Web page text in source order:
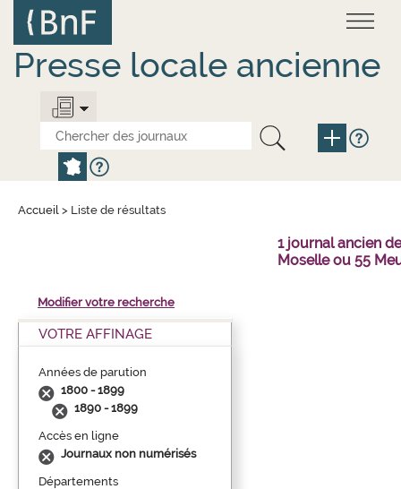
contenu
principal
Presse locale ancienne
Accueil > Liste de résultats
1 journal ancien
Moselle ou 55
Modifier votre recherche
VOTRE AFFINAGE
Années de parution
1800 - 1899
1890 - 1899
Accès en ligne
Journaux non numérisés
Départements
Panneau de gestion des cookies